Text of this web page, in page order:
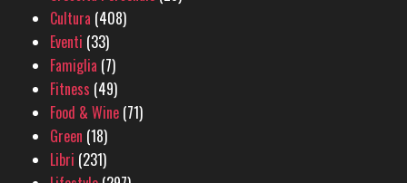
Cultura (408)
Eventi (33)
Famiglia (7)
Fitness (49)
Food & Wine (71)
Green (18)
Libri (231)